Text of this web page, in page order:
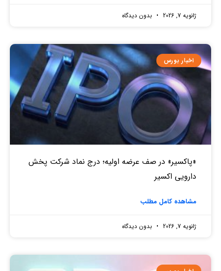
ژانویه 7, 2026 بدون دیدگاه
اخبار بورس
«پاکسیر» در صف عرضه اولیه؛ درج نماد شرکت پخش
دارویی اکسیر
مشاهده کامل مطلب
ژانویه 7, 2026 بدون دیدگاه